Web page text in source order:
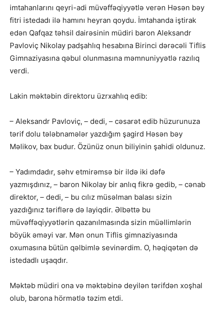
imtahanlarını qeyri-adi müvəffəqiyyətlə verən Həsən bəy
fitri istedadı ilə hamını heyran qoydu. İmtahanda iştirak
edən Qafqaz təhsil dairəsinin müdiri baron Aleksandr
Pavloviç Nikolay padşahlıq hesabına Birinci dərəcəli Tiflis
Gimnaziyasına qəbul olunmasına məmnuniyyətlə razılıq
verdi.
Lakin məktəbin direktoru üzrxahlıq edib:
– Aleksandr Pavloviç, – dedi, – cəsarət edib hüzurunuza
tərif dolu tələbnamələr yazdığım şagird Həsən bəy
Məlikov, bax budur. Özünüz onun biliyinin şahidi oldunuz.
– Yadımdadır, səhv etmirəmsə bir ildə iki dəfə
yazmışdınız, – baron Nikolay bir anlıq fikrə gedib, – cənab
direktor, – dedi, – bu cılız müsəlman balası sizin
yazdığınız təriflərə də layiqdir. Əlbəttə bu
müvəffəqiyyətlərin qazanılmasında sizin müəllimlərin
böyük əməyi var. Mən onun Tiflis gimnaziyasında
oxumasına bütün qəlbimlə sevinərdim. O, həqiqətən də
istedadlı uşaqdır.
Məktəb müdiri ona və məktəbinə deyilən tərifdən xoşhal
olub, barona hörmətlə təzim etdi.